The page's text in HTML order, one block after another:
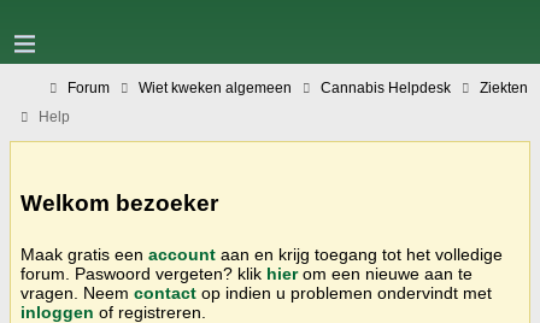
Forum Wiet kweken algemeen Cannabis Helpdesk
Ziekten
Help
Welkom bezoeker
Maak gratis een account aan en krijg toegang tot het volledige
forum. Paswoord vergeten? klik hierom een nieuwe aan te
vragen. Neem contact op indien u problemen ondervindt met
inloggen of registreren.